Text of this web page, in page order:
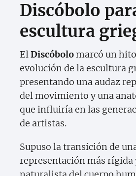
Discóbolo
escultura
ElDiscóbolomarcó un
evolución de la escultura
presentando una audaz
del movimiento y una
que influiría en las
de artistas.
Supuso la transición de
representación más rígida